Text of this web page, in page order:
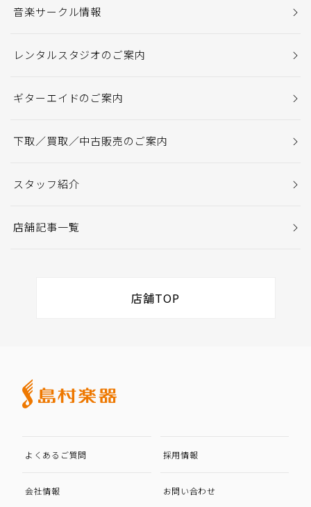
音楽サークル情報
レンタルスタジオのご案内
ギターエイドのご案内
下取／買取／中古販売のご案内
スタッフ紹介
店舗記事一覧
店舗TOP
よくあるご質問 採用情報
会社情報 お問い合わせ